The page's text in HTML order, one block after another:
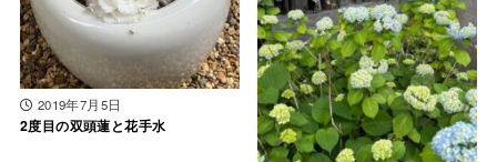
2019年7月5日
2度目の双頭蓮と花手水